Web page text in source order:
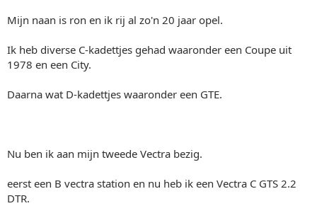
Mijn naan is ron en ik rij al zo'n 20 jaar opel.
Ik heb diverse C-kadettjes gehad waaronder een Coupe uit
1978 en een City.
Daarna wat D-kadettjes waaronder een GTE.
Nu ben ik aan mijn tweede Vectra bezig.
eerst een B vectra station en nu heb ik een Vectra C GTS 2.2
DTR.